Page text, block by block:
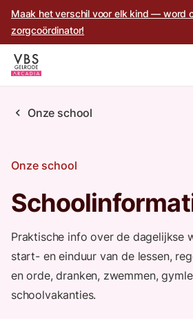
Maak het verschil voor elk kind — word
zorgcoördinator!
chevron_left Onze school
Onze school
Praktische info over de dagelijkse
start- en einduur van de lessen,
en orde, dranken, zwemmen,
schoolvakanties.